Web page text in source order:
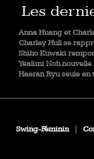
Les
Anna Huang et
Charley Hull se
Shiho Kuwaki
Yealimi Noh nouvelle
Haeran Ryu seule en
Swing-Féminin